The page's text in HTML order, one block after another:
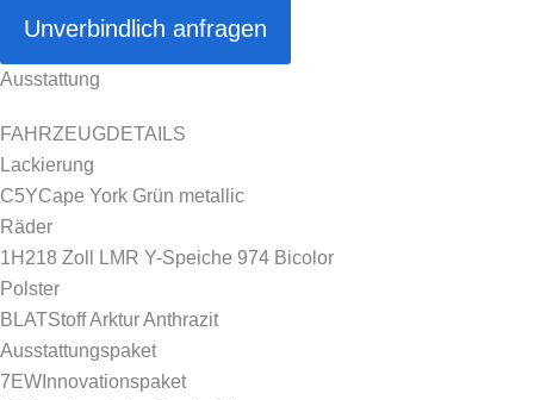
Unverbindlich anfragen
Ausstattung
FAHRZEUGDETAILS
Lackierung
C5YCape York Grün metallic
Räder
1H218 Zoll LMR Y-Speiche 974 Bicolor
Polster
BLATStoff Arktur Anthrazit
Ausstattungspaket
7EW Innovationspaket